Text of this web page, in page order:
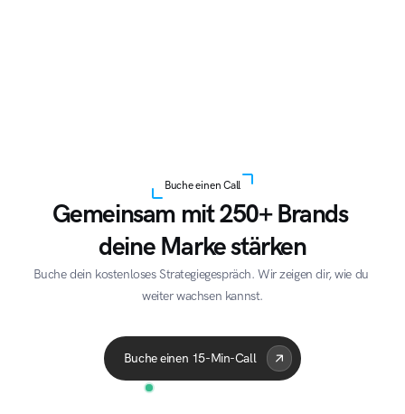
Buche einen Call
Gemeinsam mit 250+ Brands
deine Marke stärken
Buche dein kostenloses Strategiegespräch. Wir zeigen dir, wie du
weiter wachsen kannst.
Buche einen 15-Min-Call